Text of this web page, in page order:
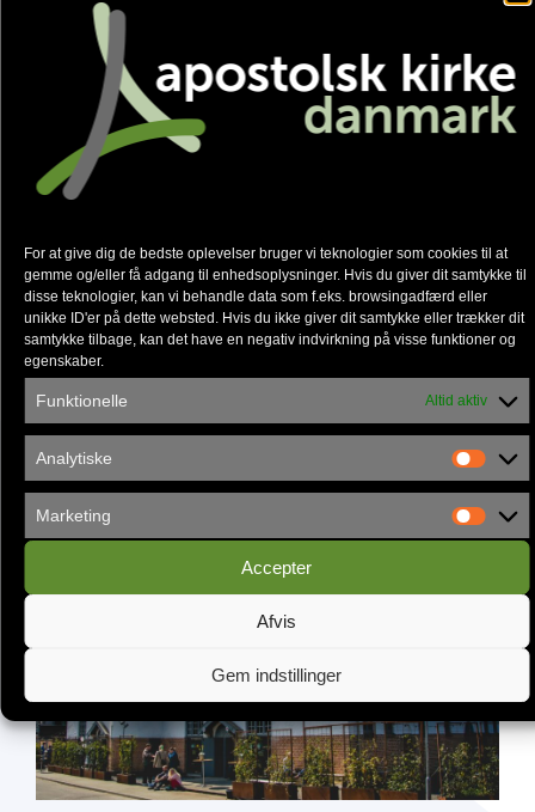
For at give dig de bedste oplevelser bruger vi teknologier som cookies til at
gemme og/eller få adgang til enhedsoplysninger. Hvis du giver dit samtykke til
disse teknologier, kan vi behandle data som f.eks. browsingadfærd eller
unikke ID'er på dette websted. Hvis du ikke giver dit samtykke eller trækker dit
samtykke tilbage, kan det have en negativ indvirkning på visse funktioner og
egenskaber.
Funktionelle Altid aktiv
Analytiske
Marketing
Accepter
Afvis
Gem indstillinger
Anbefalede nyheder
Familienetværket gør en forskel